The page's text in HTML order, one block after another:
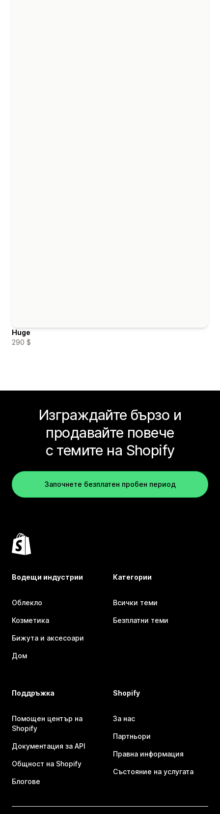
Huge
290 $
Изграждайте бързо и
продавайте повече
с темите на Shopify
Започнете безплатен пробен период
Водещи индустрии
Облекло
Козметика
Бижута и аксесоари
Дом
Категории
Всички теми
Безплатни теми
Поддръжка
Помощен център на
Shopify
Документация за API
Общност на Shopify
Блогове
Shopify
За нас
Партньори
Правна информация
Състояние на услугата